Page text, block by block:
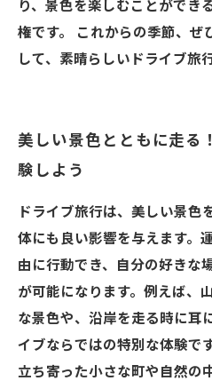
り、景色を楽しむことができ
権です。 これからの季節、ぜ
して、素晴らしいドライブ旅
美しい景色とともに走る
験しよう
ドライブ旅行は、美しい景色
体にも良い影響を与えます。
由に行動でき、自分の好きな
が可能になります。例えば、
な景色や、沿岸を走る時に耳
イブならではの特別な体験で
立ち寄った小さな町や自然の